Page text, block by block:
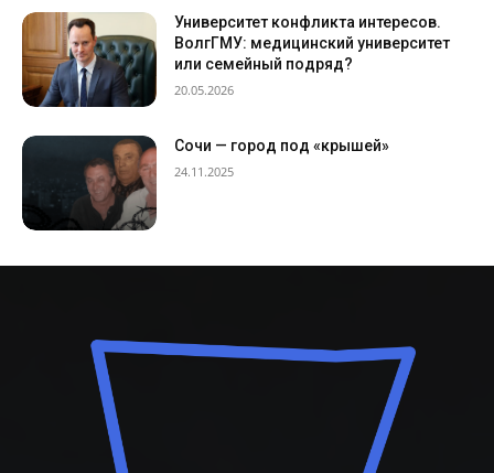
Университет конфликта интересов.
ВолгГМУ: медицинский университет
или семейный подряд?
20.05.2026
Сочи — город под «крышей»
24.11.2025